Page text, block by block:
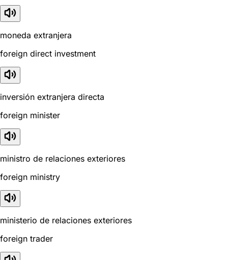
moneda extranjera
foreign direct investment
inversión extranjera directa
foreign minister
ministro de relaciones exteriores
foreign ministry
ministerio de relaciones exteriores
foreign trader